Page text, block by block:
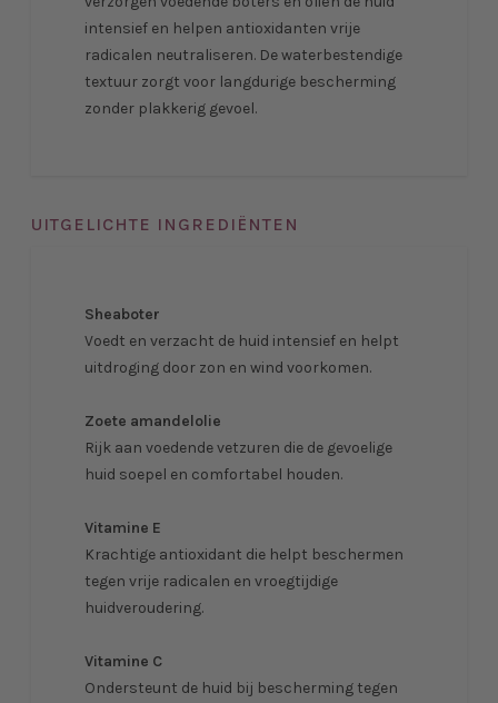
intensief en helpen antioxidanten vrije
radicalen neutraliseren. De waterbestendige
textuur zorgt voor langdurige bescherming
zonder plakkerig gevoel.
UITGELICHTE INGREDIËNTEN
Sheaboter
Voedt en verzacht de huid intensief en helpt
uitdroging door zon en wind voorkomen.
Zoete amandelolie
Rijk aan voedende vetzuren die de gevoelige
huid soepel en comfortabel houden.
Vitamine E
Krachtige antioxidant die helpt beschermen
tegen vrije radicalen en vroegtijdige
huidveroudering.
Vitamine C
Ondersteunt de huid bij bescherming tegen